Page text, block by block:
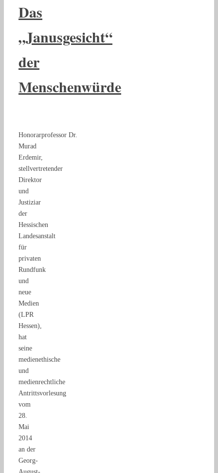
Das
„Janusgesicht“
der
Menschenwürde
Honorarprofessor Dr.
Murad
Erdemir,
stellvertretender
Direktor
und
Justiziar
der
Hessischen
Landesanstalt
für
privaten
Rundfunk
und
neue
Medien
(LPR
Hessen),
hat
seine
medienethische
und
medienrechtliche
Antrittsvorlesung
vom
28.
Mai
2014
an der
Georg-